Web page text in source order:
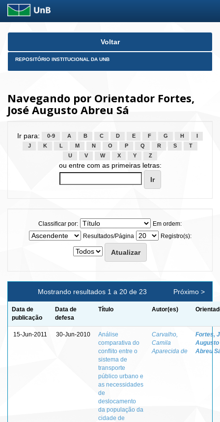
Skip
Voltar
REPOSITÓRIO INSTITUCIONAL DA UNB
Navegando por Orientador Fortes,
José Augusto Abreu Sá
Ir para: 0-9 A B C D E F G H
J
K L M N O P Q R S
T
U
V W X Y Z
ou entre com as primeiras letras:
Classificar por:
Em ordem:
Resultados/Página
Registro(s):
Mostrando resultados 1 a 20 de 23 Próximo >
Data de
publicação
Data de
defesa
Título Autor(es)
15-Jun-2011 30-Jun-2010
Análise
comparativa do
conflito entre o
sistema de
transporte
público urbano e
as necessidades
de
deslocamento
da população da
cidade de
Carvalho,
Camila
Aparecida de
Fortes,
Augusto
Abreu